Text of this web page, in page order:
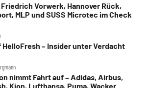
Vorwerk, Hannover Rück,
MLP und SUSS Microtec im Check
– Insider unter Verdacht
nimmt Fahrt auf – Adidas, Airbus,
Kion, Lufthansa, Puma, Wacker